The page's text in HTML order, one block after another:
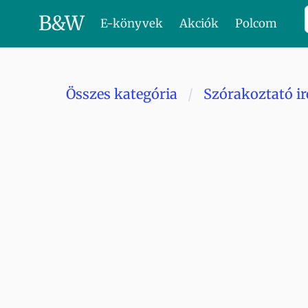
B&W E-könyvek Akciók Polcom
Összes kategória Szórakoztató